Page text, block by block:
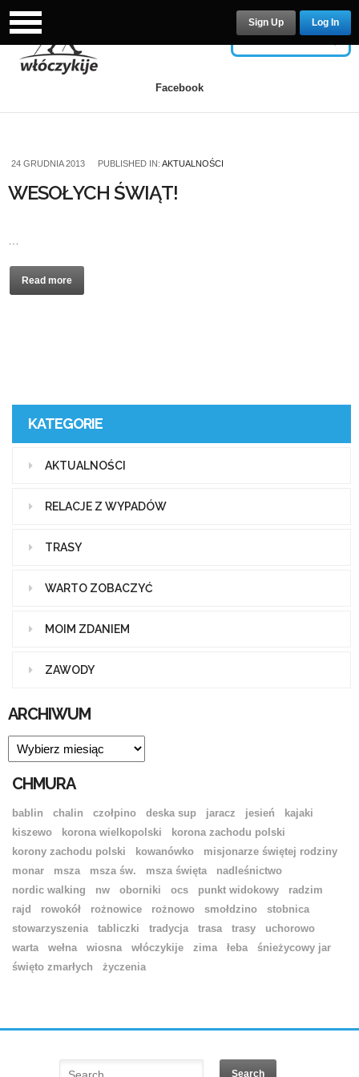
Facebook
Log In
Sign Up
24 GRUDNIA 2013 PUBLISHED IN: AKTUALNOŚCI
WESOŁYCH ŚWIĄT!
Read more
KATEGORIE
AKTUALNOŚCI
RELACJE Z WYPADÓW
TRASY
WARTO ZOBACZYĆ
MOIM ZDANIEM
ZAWODY
ARCHIWUM
ARCHIWUM
CHMURA
bablin chalin czołpino deska sup jaracz jesień
kajaki
kiszewo
korona wielkopolski
korona zachodu polski
korony zachodu polski
kowanówko
misjonarze świętej rodziny
monar
msza msza św. msza święta
nadleśnictwo
nordic walking
nw oborniki ocs punkt widokowy
radzim
rajd
rowokół rożnowice rożnowo smołdzino
stobnica
stowarzyszenia
tabliczki tradycja trasa trasy
uchorowo
warta
wełna wiosna włóczykije zima łeba
śnieżycowy jar
święto zmarłych
życzenia